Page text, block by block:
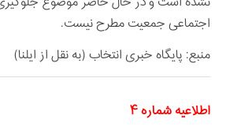
اجتماعی جمعیت مطرح نیست.
منبع: پایگاه خبری انتخاب (به نقل از ایلنا)
اطلاعیه شماره ۴